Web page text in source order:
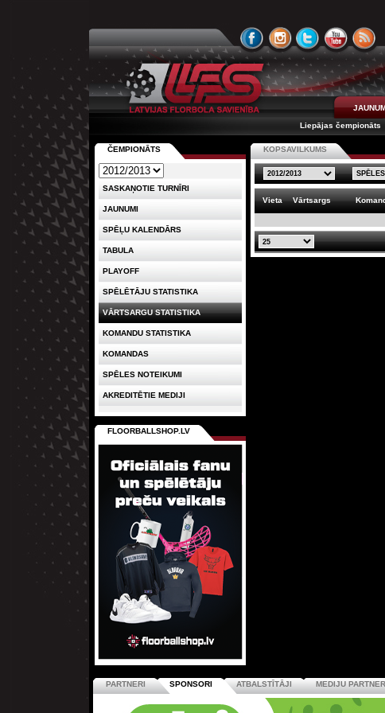
Liepājas čempionāts
KOPSAVILKUMS
Vieta Vārtsargs
ČEMPIONĀTS
SASKAŅOTIE TURNĪRI
JAUNUMI
SPĒĻU KALENDĀRS
TABULA
PLAYOFF
SPĒLĒTĀJU STATISTIKA
VĀRTSARGU STATISTIKA
KOMANDU STATISTIKA
KOMANDAS
SPĒLES NOTEIKUMI
AKREDITĒTIE MEDIJI
FLOORBALLSHOP.LV
PARTNERI SPONSORI ATBALSTĪTĀJI MEDIJU